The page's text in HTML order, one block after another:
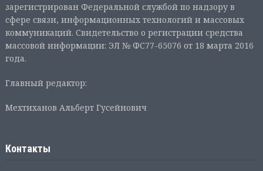
зарегистрирован Федеральной службой по надзору в
сфере связи, информационных технологий и массовых
коммуникаций. Свидетельство о регистрации средства
массовой информации: ЭЛ № ФС77-65076 от 18 марта 2016
года.
Главный редактор:
Мехтиханов Альберт Гусейнович
Контакты